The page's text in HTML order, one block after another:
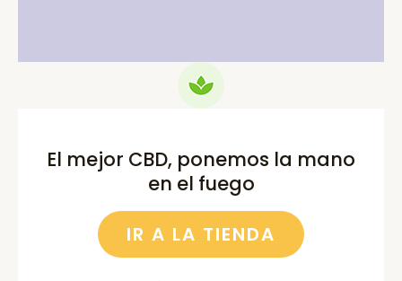
El mejor CBD, ponemos la mano
en el fuego
IR A LA TIENDA